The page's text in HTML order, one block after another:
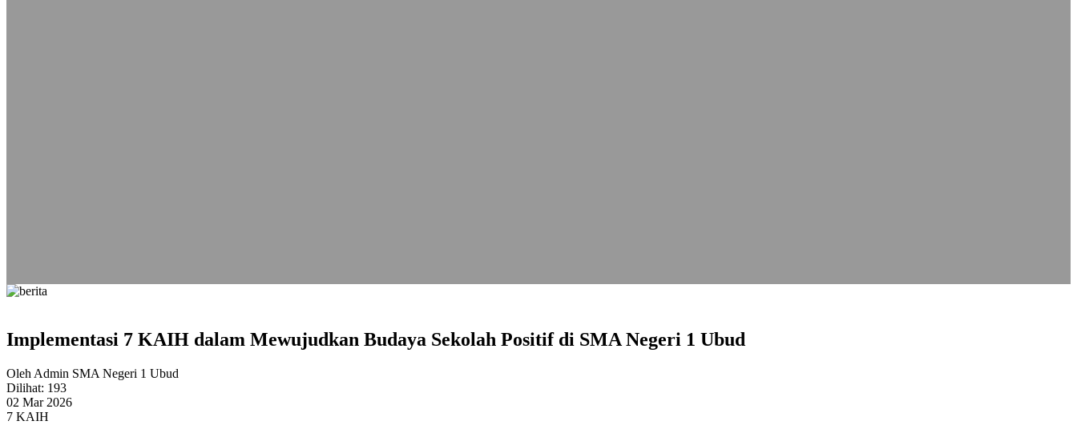
Implementasi 7 KAIH dalam Mewujudkan Budaya Sekolah Positif di SMA Negeri 1 Ubud
Oleh Admin SMA Negeri 1 Ubud
Dilihat: 193
02 Mar 2026
7 KAIH